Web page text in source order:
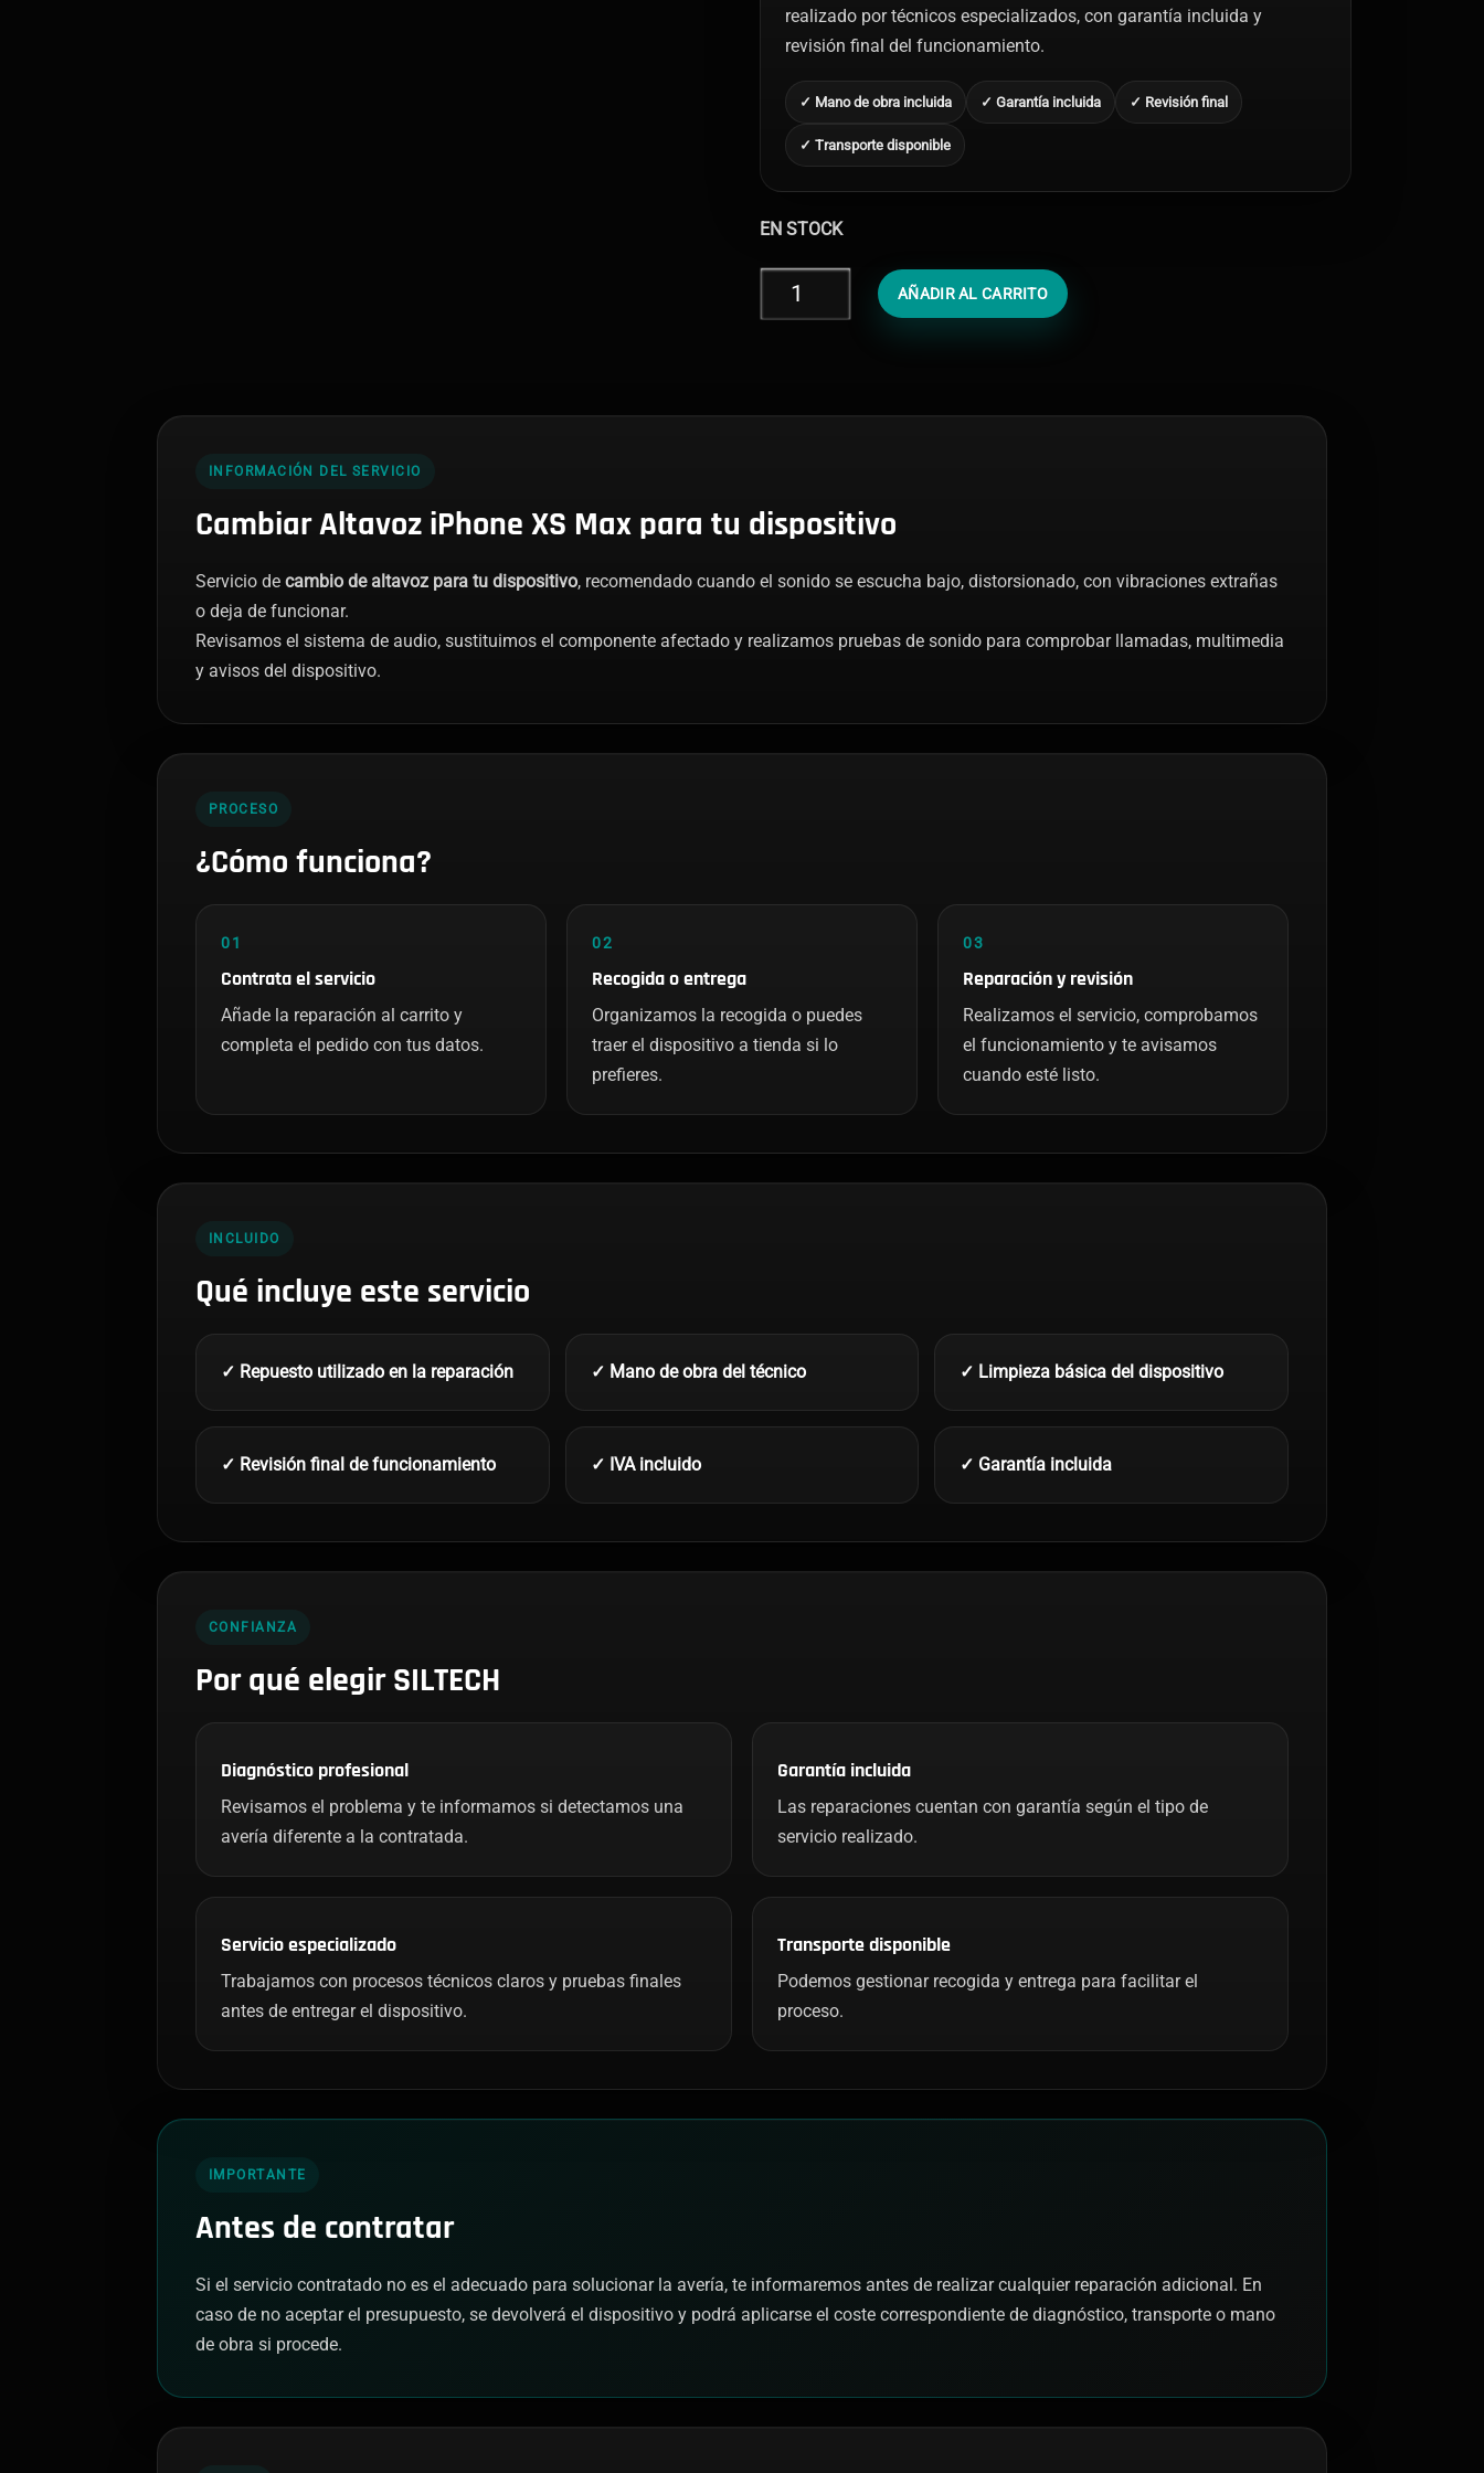
realizado por técnicos especializados, con garantía incluida y
revisión final del funcionamiento.
✓ Mano de obra incluida ✓ Garantía incluida ✓ Revisión final
✓ Transporte disponible
EN STOCK
Cambiar
Altavoz
cantidad
AÑADIR AL CARRITO
INFORMACIÓN DEL SERVICIO
Cambiar Altavoz iPhone XS Max para tu dispositivo
Servicio de cambio de altavoz para tu dispositivo, recomendado cuando el sonido se escucha bajo, distorsionado, con vibraciones extrañas
o deja de funcionar.
Revisamos el sistema de audio, sustituimos el componente afectado y realizamos pruebas de sonido para comprobar llamadas, multimedia
y avisos del dispositivo.
PROCESO
¿Cómo funciona?
01
Contrata el servicio
Añade la reparación al carrito y
completa el pedido con tus datos.
02
Recogida o entrega
Organizamos la recogida o puedes
traer el dispositivo a tienda si lo
prefieres.
03
Reparación y revisión
Realizamos el servicio, comprobamos
el funcionamiento y te avisamos
cuando esté listo.
INCLUIDO
Qué incluye este servicio
✓ Repuesto utilizado en la reparación ✓ Mano de obra del técnico ✓ Limpieza básica del dispositivo
✓ Revisión final de funcionamiento ✓ IVA incluido ✓ Garantía incluida
CONFIANZA
Por qué elegir SILTECH
Diagnóstico profesional
Revisamos el problema y te informamos si detectamos una
avería diferente a la contratada.
Garantía incluida
Las reparaciones cuentan con garantía según el tipo de
servicio realizado.
Servicio especializado
Trabajamos con procesos técnicos claros y pruebas finales
antes de entregar el dispositivo.
Transporte disponible
Podemos gestionar recogida y entrega para facilitar el
proceso.
IMPORTANTE
Antes de contratar
Si el servicio contratado no es el adecuado para solucionar la avería, te informaremos antes de realizar cualquier reparación adicional. En
caso de no aceptar el presupuesto, se devolverá el dispositivo y podrá aplicarse el coste correspondiente de diagnóstico, transporte o mano
de obra si procede.